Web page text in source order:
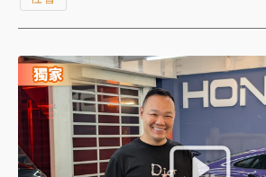
一輛BMW後，經第三方鑑定竟發現
賣方不僅矢口否認車泡水，更要求
退回194萬元。謝瑞益控賣方隱瞞車
繼續欺騙其他同業或無辜消費者，
即使這194萬元賠掉，也要將該車輛
法律途徑提告到底。